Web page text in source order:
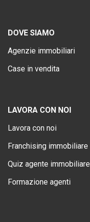
DOVE SIAMO
Agenzie immobiliari
Case in vendita
LAVORA CON NOI
Lavora con noi
Franchising immobiliare
Quiz agente immobiliare
Formazione agenti